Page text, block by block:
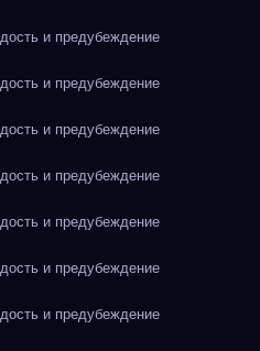
и предубеждение
и предубеждение
и предубеждение
и предубеждение
и предубеждение
и предубеждение
и предубеждение